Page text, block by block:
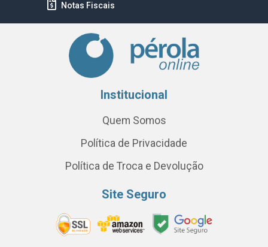
Notas Fiscais
Institucional
Quem Somos
Política de Privacidade
Política de Troca e Devolução
Site Seguro